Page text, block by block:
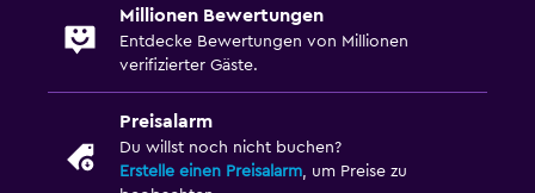
Millionen Bewertungen
Entdecke Bewertungen von Millionen
verifizierter Gäste.
Preisalarm
Du willst noch nicht buchen?
Erstelle einen Preisalarm , um Preise zu